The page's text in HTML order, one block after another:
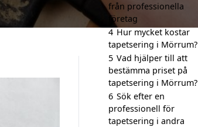
från professionella
företag
4 Hur mycket kostar
tapetsering i Mörrum?
5 Vad hjälper till att
bestämma priset på
tapetsering i Mörrum?
6 Sök efter en
professionell för
tapetsering i andra